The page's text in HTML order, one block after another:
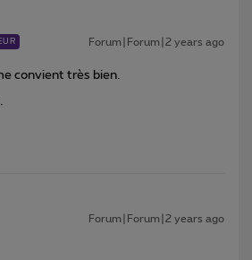
Forum|Forum|2 years ago
convient très bien.
Forum|Forum|2 years ago